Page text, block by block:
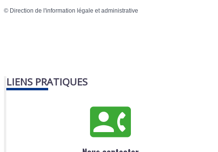
© Direction de l'information légale et administrative
LIENS PRATIQUES